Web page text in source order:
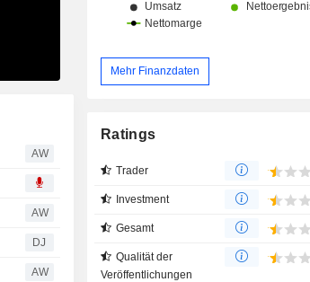
AW
AW
DJ
AW
Mehr Finanzdaten
Ratings
Trader
Investment
Gesamt
Qualität der
Veröffentlichungen